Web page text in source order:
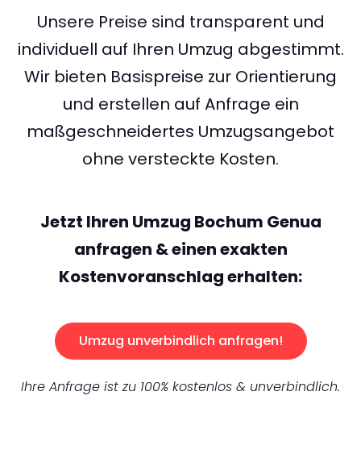
Unsere Preise sind transparent und
individuell auf Ihren Umzug abgestimmt.
Wir bieten Basispreise zur Orientierung
und erstellen auf Anfrage ein
maßgeschneidertes Umzugsangebot
ohne versteckte Kosten.
Jetzt Ihren Umzug Bochum Genua
anfragen & einen exakten
Kostenvoranschlag erhalten:
Umzug unverbindlich anfragen!
Ihre Anfrage ist zu 100% kostenlos & unverbindlich.